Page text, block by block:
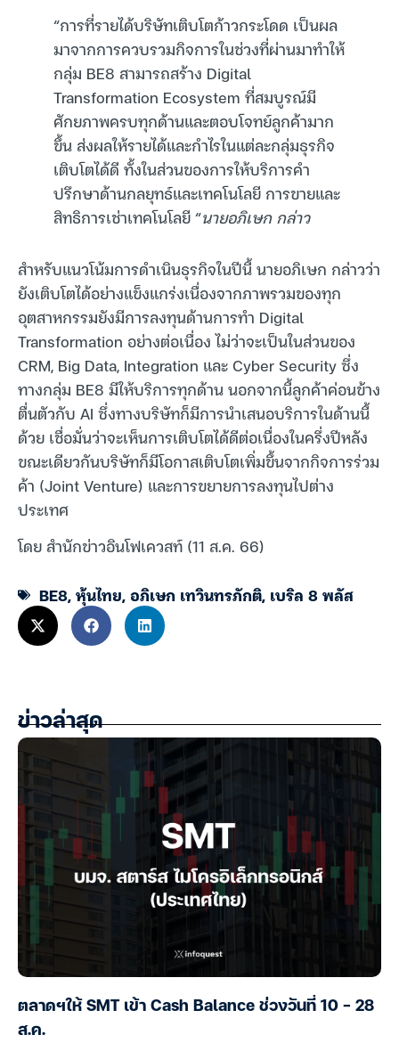
“การที่รายได้บริษัทเติบโตก้าวกระโดด เป็นผล
มาจากการควบรวมกิจการในช่วงที่ผ่านมาทำให้
กลุ่ม BE8 สามารถสร้าง Digital
Transformation Ecosystem ที่สมบูรณ์มี
ศักยภาพครบทุกด้านและตอบโจทย์ลูกค้ามาก
ขึ้น ส่งผลให้รายได้และกำไรในแต่ละกลุ่มธุรกิจ
เติบโตได้ดี ทั้งในส่วนของการให้บริการคำ
ปรึกษาด้านกลยุทธ์และเทคโนโลยี การขายและ
สิทธิการเช่าเทคโนโลยี “นายอภิเษก กล่าว
สำหรับแนวโน้มการดำเนินธุรกิจในปีนี้ นายอภิเษก กล่าวว่า
ยังเติบโตได้อย่างแข็งแกร่งเนื่องจากภาพรวมของทุก
อุตสาหกรรมยังมีการลงทุนด้านการทำ Digital
Transformation อย่างต่อเนื่อง ไม่ว่าจะเป็นในส่วนของ
CRM, Big Data, Integration และ Cyber Security ซึ่ง
ทางกลุ่ม BE8 มีให้บริการทุกด้าน นอกจากนี้ลูกค้าค่อนข้าง
ตื่นตัวกับ AI ซึ่งทางบริษัทก็มีการนำเสนอบริการในด้านนี้
ด้วย เชื่อมั่นว่าจะเห็นการเติบโตได้ดีต่อเนื่องในครึ่งปีหลัง
ขณะเดียวกันบริษัทก็มีโอกาสเติบโตเพิ่มขึ้นจากกิจการร่วม
ค้า (Joint Venture) และการขยายการลงทุนไปต่าง
ประเทศ
โดย สำนักข่าวอินโฟเควสท์ (11 ส.ค. 66)
BE8,หุ้นไทย,อภิเษก เทวินทรภักติ, เบริล 8 พลัส
ข่าวล่าสุด
ตลาดฯให้ SMT เข้า Cash Balance ช่วงวันที่ 10 – 28
ส.ค.